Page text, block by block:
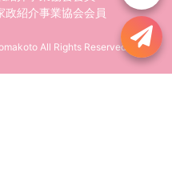
政紹介事業協会会員
All Rights Reserved.